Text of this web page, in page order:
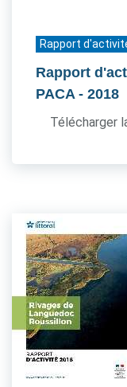
Rapport
Rapport
PACA - 2018
Télécharger